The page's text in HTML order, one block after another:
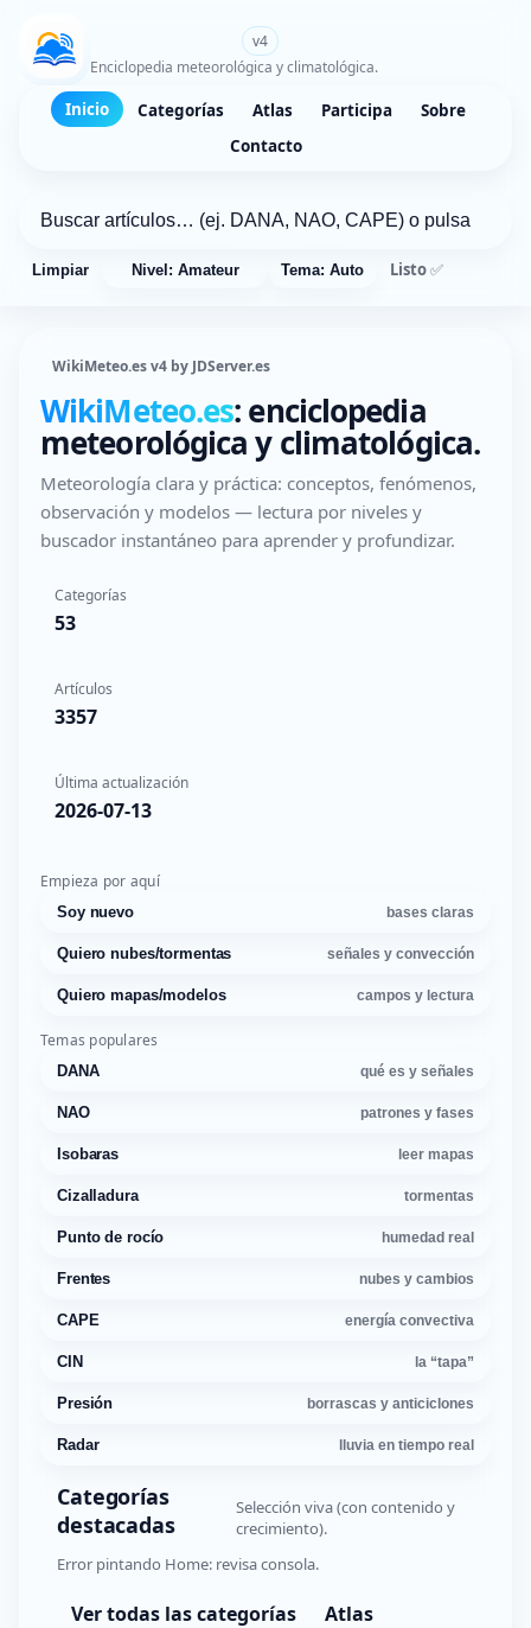
v4
Enciclopedia meteorológica y climatológica.
Inicio Categorías Atlas Participa
Sobre
Contacto
Limpiar Nivel: Amateur Tema: Auto Listo ✅
WikiMeteo.es v4 by JDServer.es
WikiMeteo.es: enciclopedia
meteorológica y climatológica.
Meteorología clara y práctica: conceptos, fenómenos,
observación y modelos — lectura por niveles y
buscador instantáneo para aprender y profundizar.
Categorías
53
Artículos
3357
Última actualización
2026-07-13
Empieza por aquí
Soy nuevo bases claras
Quiero nubes/tormentas señales y convección
Quiero mapas/modelos campos y lectura
Temas populares
DANA qué es y señales
NAO patrones y fases
Isobaras leer mapas
Cizalladura tormentas
Punto de rocío humedad real
Frentes nubes y cambios
CAPE energía convectiva
CIN la “tapa”
Presión borrascas y anticiclones
Radar lluvia en tiempo real
Categorías
destacadas
Selección viva (con contenido y
crecimiento).
Error pintando Home: revisa consola.
Ver todas las categorías Atlas